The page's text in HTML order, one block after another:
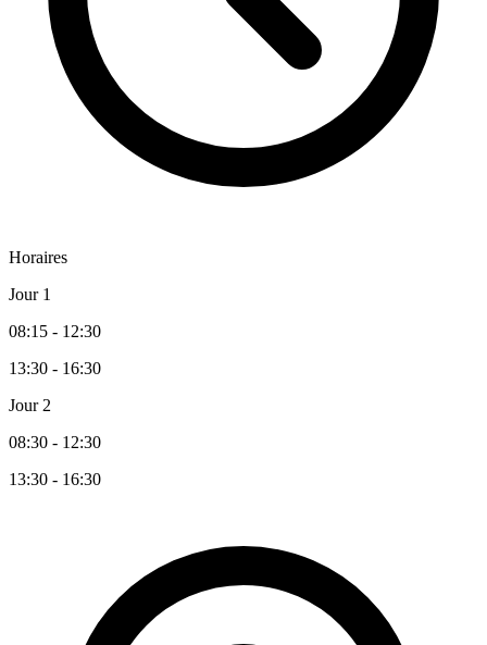
Horaires
Jour 1
08:15 - 12:30
13:30 - 16:30
Jour 2
08:30 - 12:30
13:30 - 16:30